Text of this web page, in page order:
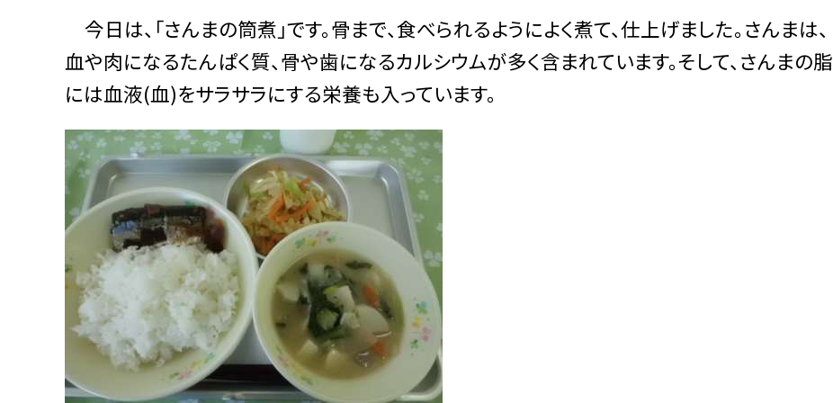
今日は、「さんまの筒煮」です。骨まで、食べられるようによく煮て、仕上げました。さんまは、
血や肉になるたんぱく質、骨や歯になるカルシウムが多く含まれています。そして、さんまの脂
には血液(血)をサラサラにする栄養も入っています。